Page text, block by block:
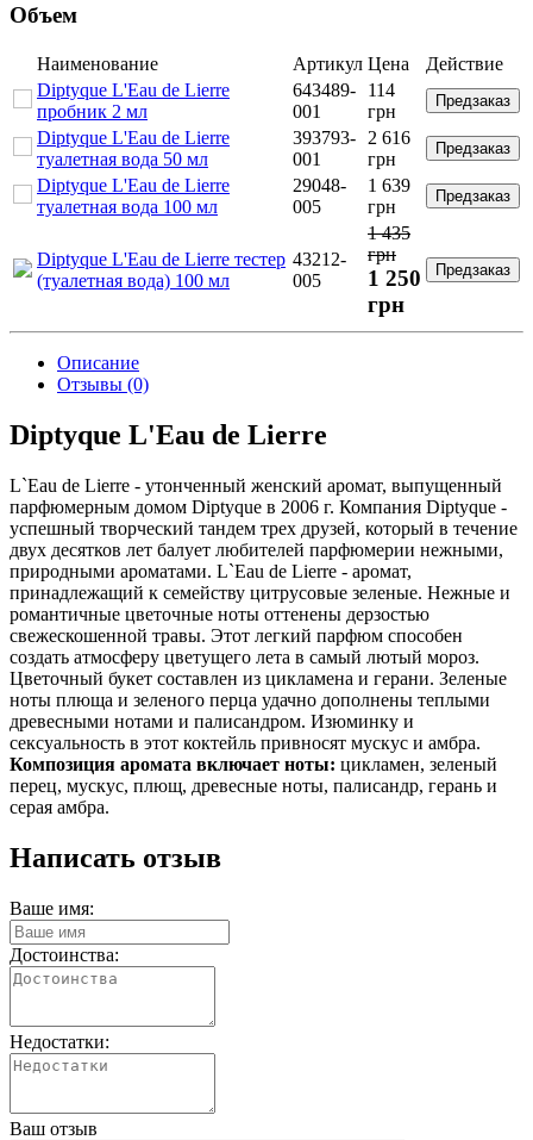
Объем
Наименование Артикул Цена
Действие
Diptyque L'Eau de Lierre
пробник 2 мл
643489-
001
114
грн
Предзаказ
Diptyque L'Eau de Lierre
туалетная вода 50 мл
393793-
001
2 616
грн
Предзаказ
Diptyque L'Eau de Lierre
туалетная вода 100 мл
29048-
005
1 639
грн
Предзаказ
Diptyque L'Eau de Lierre тестер
(туалетная вода) 100 мл
43212-
005
1 435
грн
1 250
грн
Предзаказ
Описание
Отзывы (0)
Diptyque L'Eau de Lierre
L`Eau de Lierre - утонченный женский аромат, выпущенный
парфюмерным домом Diptyque в 2006 г. Компания Diptyque -
успешный творческий тандем трех друзей, который в течение
двух десятков лет балует любителей парфюмерии нежными,
природными ароматами. L`Eau de Lierre - аромат,
принадлежащий к семейству цитрусовые зеленые. Нежные и
романтичные цветочные ноты оттенены дерзостью
свежескошенной травы. Этот легкий парфюм способен
создать атмосферу цветущего лета в самый лютый мороз.
Цветочный букет составлен из цикламена и герани. Зеленые
ноты плюща и зеленого перца удачно дополнены теплыми
древесными нотами и палисандром. Изюминку и
сексуальность в этот коктейль привносят мускус и амбра.
Композиция аромата включает ноты: цикламен, зеленый
перец, мускус, плющ, древесные ноты, палисандр, герань и
серая амбра.
Написать отзыв
Ваше имя:
Достоинства:
Недостатки:
Ваш отзыв